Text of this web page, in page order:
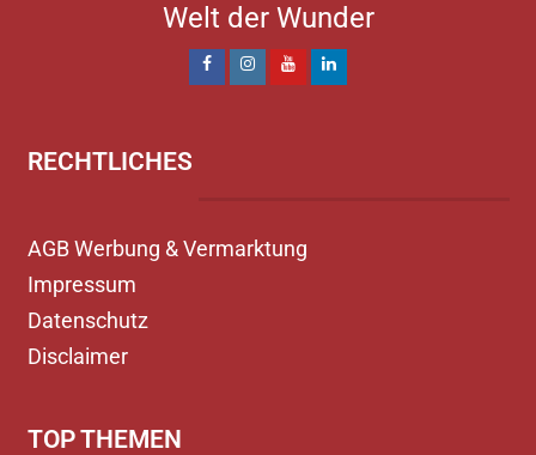
Welt der Wunder
RECHTLICHES
AGB Werbung & Vermarktung
Impressum
Datenschutz
Disclaimer
TOP THEMEN